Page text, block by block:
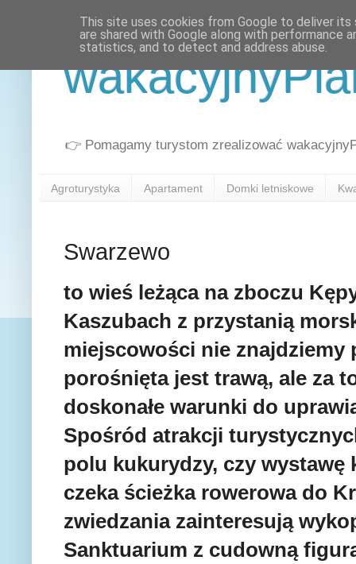
👉 Pomagamy turystom zrealizować
Agroturystyka Apartament Domki letniskowe
Swarzewo
to wieś leżąca na zboczu
Kaszubach z przystanią
miejscowości nie znajdziemy
porośnięta jest trawą, ale za
doskonałe warunki do
Spośród atrakcji
polu kukurydzy, czy
czeka ścieżka rowerowa do
zwiedzania zainteresują
Sanktuarium z cudowną
This site uses cookies from Google to deliver
are shared with Google along with performance
statistics, and to detect and address abuse.